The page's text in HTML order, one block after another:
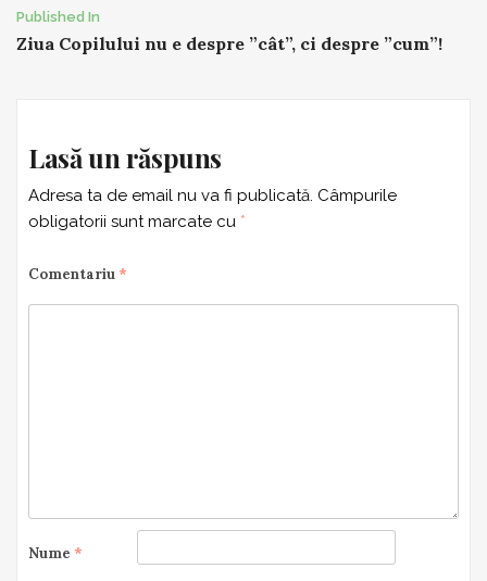
Post
navigation
Published In
Ziua Copilului nu e despre ”cât”, ci despre ”cum”!
Lasă un răspuns
Adresa ta de email nu va fi publicată. Câmpurile
obligatorii sunt marcate cu *
Comentariu *
Nume *